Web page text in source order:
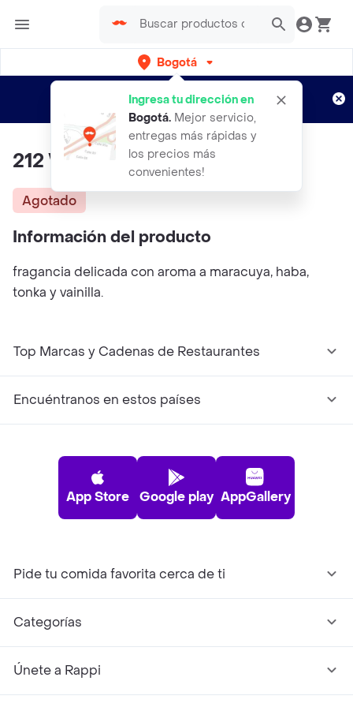
Bogotá
Ingresa tu dirección en
Bogotá. Mejor servicio,
entregas más rápidas y
los precios más
convenientes!
envíos gratis por semanas
Aplican TyC
212 Vip Blanco
Agotado
Información del producto
fragancia delicada con aroma a maracuya, haba,
tonka y vainilla.
Top Marcas y Cadenas de Restaurantes
Encuéntranos en estos países
App Store Google play AppGallery
Pide tu comida favorita cerca de ti
Categorías
Únete a Rappi